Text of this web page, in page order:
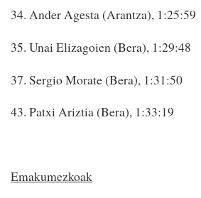
34. Ander Agesta (Arantza), 1:25:59
35. Unai Elizagoien (Bera), 1:29:48
37. Sergio Morate (Bera), 1:31:50
43. Patxi Ariztia (Bera), 1:33:19
Emakumezkoak